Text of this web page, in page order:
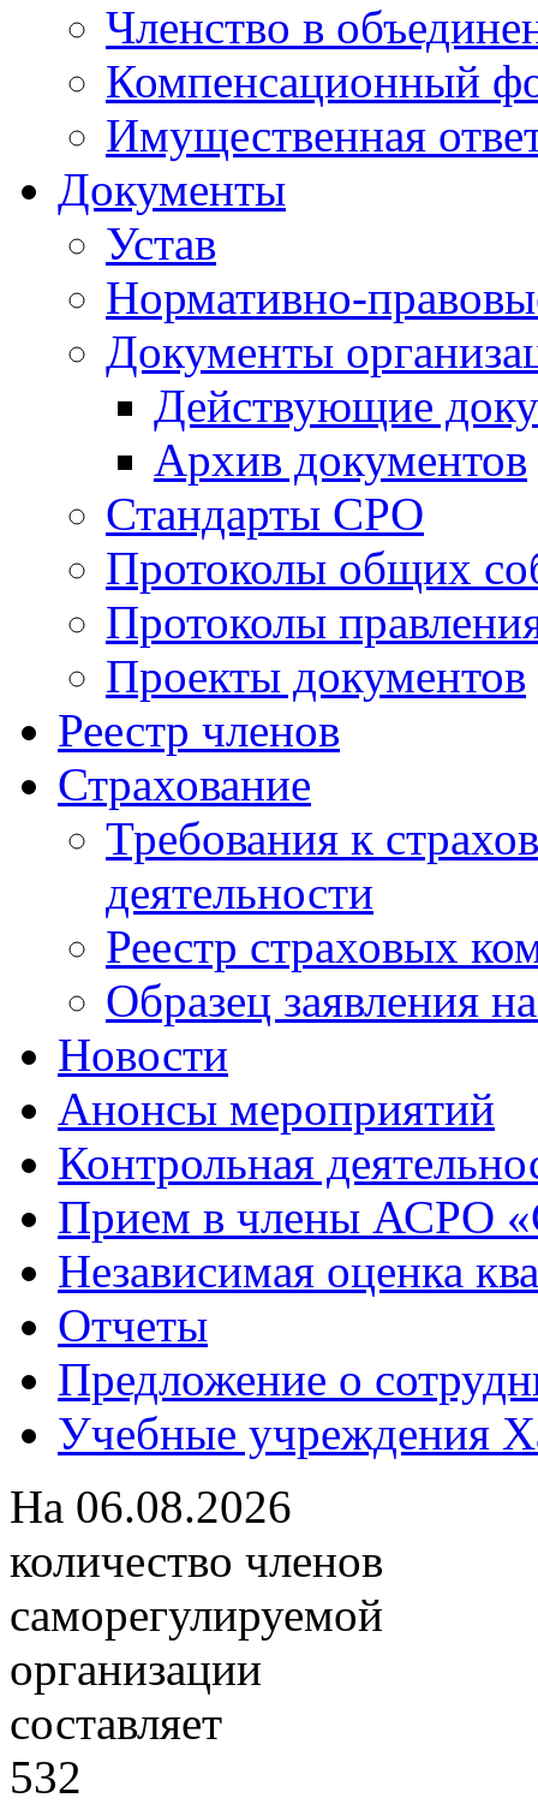
Членство в
Компенсационный
Имущественная
Документы
Устав
Нормативно-
Документы
Действующие
Архив документов
Стандарты СРО
Протоколы общих
Протоколы
Проекты документов
Реестр членов
Страхование
Требования к
деятельности
Реестр страховых
Образец заявления
Новости
Анонсы мероприятий
Контрольная
Прием в члены АСРО
Независимая оценка
Отчеты
Предложение о
Учебные учреждения
На 06.08.2026
количество членов
саморегулируемой
организации
составляет
532